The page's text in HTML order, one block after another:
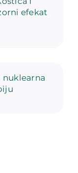
efekat
nuklearna